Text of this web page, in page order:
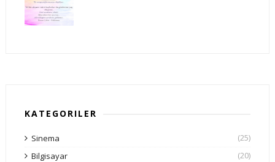
KATEGORILER
Sinema
(25)
Bilgisayar
(20)